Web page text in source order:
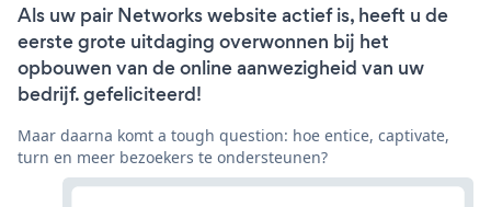
Als uw pair Networks website actief is, heeft u de
eerste grote uitdaging overwonnen bij het
opbouwen van de online aanwezigheid van uw
bedrijf. gefeliciteerd!
Maar daarna komt a tough question: hoe entice, captivate,
turn en meer bezoekers te ondersteunen?